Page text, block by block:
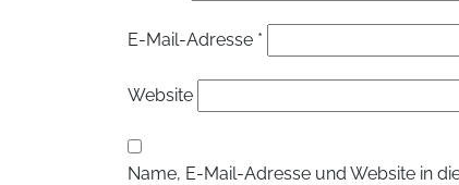
E-Mail-Adresse *
Website
Name, E-Mail-Adresse und Website in